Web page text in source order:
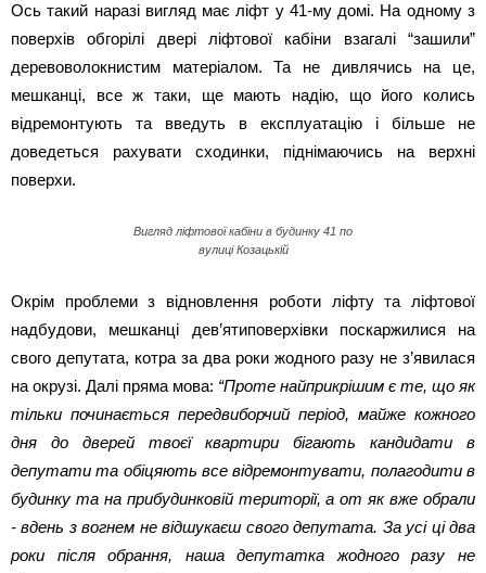
Ось такий наразі вигляд має ліфт у 41-му домі. На одному з
поверхів обгорілі двері ліфтової кабіни взагалі “зашили”
деревоволокнистим матеріалом. Та не дивлячись на це,
мешканці, все ж таки, ще мають надію, що його колись
відремонтують та введуть в експлуатацію і більше не
доведеться рахувати сходинки, піднімаючись на верхні
поверхи.
Вигляд ліфтової кабіни в будинку 41 по
вулиці Козацькій
Окрім проблеми з відновлення роботи ліфту та ліфтової
надбудови, мешканці дев’ятиповерхівки поскаржилися на
свого депутата, котра за два роки жодного разу не з’явилася
на окрузі. Далі пряма мова: “Проте найприкрішим є те, що як
тільки починається передвиборчий період, майже кожного
дня до дверей твоєї квартири бігають кандидати в
депутати та обіцяють все відремонтувати, полагодити в
будинку та на прибудинковій території, а от як вже обрали
- вдень з вогнем не відшукаєш свого депутата. За усі ці два
роки після обрання, наша депутатка жодного разу не